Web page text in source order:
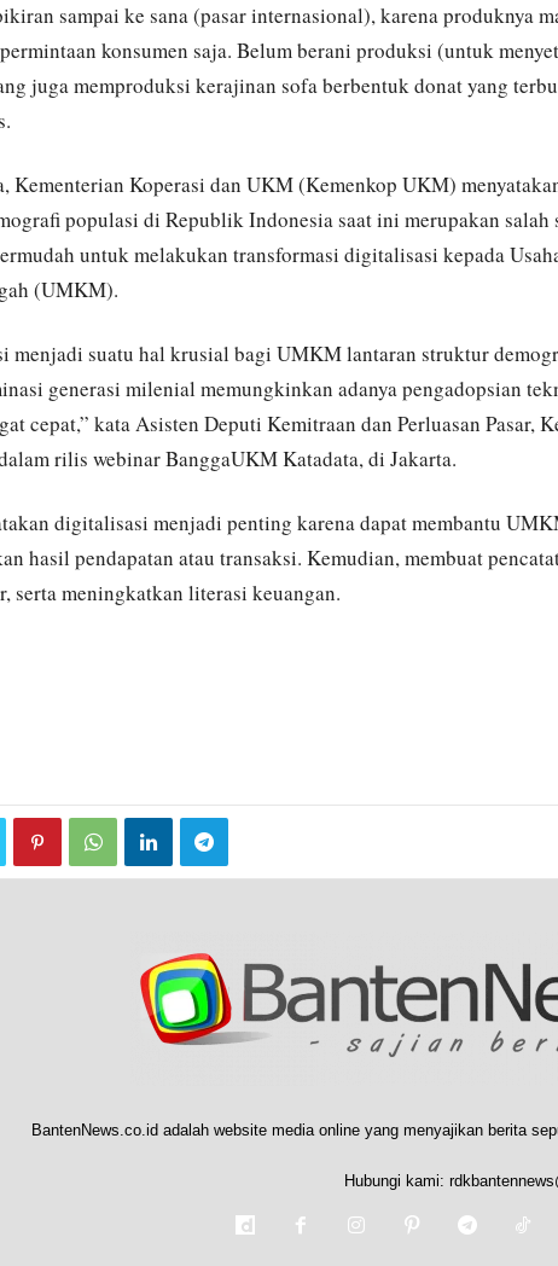
sampai ke sana (pasar internasional), karena produknya
konsumen saja. Belum berani produksi (untuk
juga memproduksi kerajinan sofa berbentuk donat yang
Kementerian Koperasi dan UKM (Kemenkop UKM)
populasi di Republik Indonesia saat ini merupakan salah
untuk melakukan transformasi digitalisasi kepada
(UMKM).
menjadi suatu hal krusial bagi UMKM lantaran struktur
generasi milenial memungkinkan adanya pengadopsian
cepat,” kata Asisten Deputi Kemitraan dan Perluasan Pasar,
rilis webinar BanggaUKM Katadata, di Jakarta.
digitalisasi menjadi penting karena dapat membantu
hasil pendapatan atau transaksi. Kemudian, membuat
serta meningkatkan literasi keuangan.
BantenNews.co.id adalah website media online yang menyajikan berita
Hubungi kami: